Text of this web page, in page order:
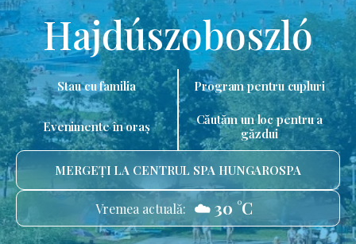
Hajdúszoboszló
Stau cu familia Program pentru cupluri
Evenimente în oraș
Căutăm un loc pentru a
găzdui
MERGEȚI LA CENTRUL SPA HUNGAROSPA
Vremea actuală: ☁️ 30 °C